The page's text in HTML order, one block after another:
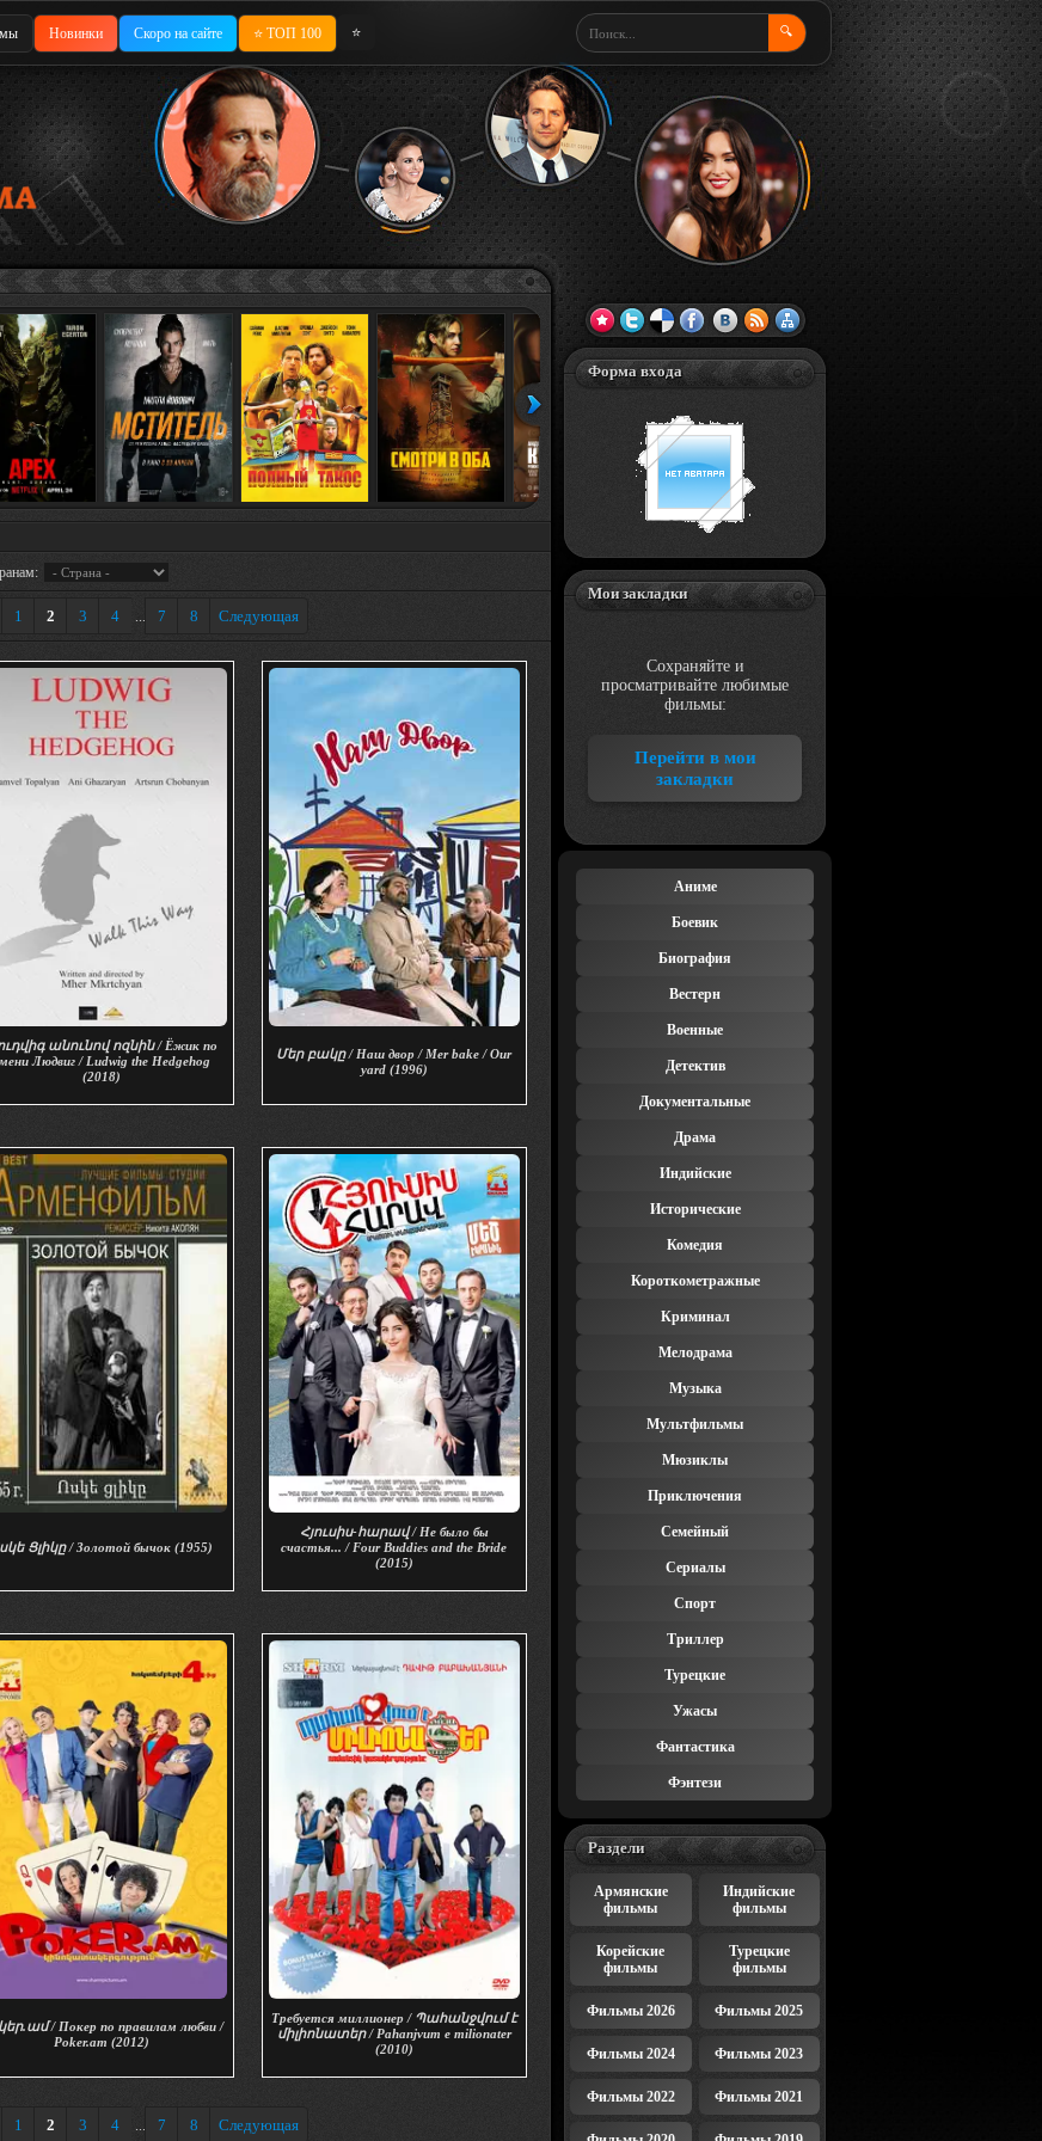
Новинки Скоро на сайте ⭐ ТОП 100 ⭐ 🔍
1 2 3 4 ... 7 8 Следующая
անունով ոզնին / Ёжик по
Людвиг / Ludwig the Hedgehog
(2018)
Մեր բակը / Наш двор / Mer bake / Our
yard (1996)
Ցլիկը / Золотой бычок (1955)
Հյուսիս-հարավ / Не было бы
счастья... / Four Buddies and the Bride
(2015)
/ Покер по правилам любви /
Poker.am (2012)
Требуется миллионер / Պահանջվում է
միլիոնատեր / Pahanjvum e milionater
(2010)
1 2 3 4 ... 7 8 Следующая
Форма входа
Мои закладки
Сохраняйте и
просматривайте любимые
фильмы:
Перейти в мои
закладки
Аниме
Боевик
Биография
Вестерн
Военные
Детектив
Документальные
Драма
Индийские
Исторические
Комедия
Короткометражные
Криминал
Мелодрама
Музыка
Мультфильмы
Мюзиклы
Приключения
Семейный
Сериалы
Спорт
Триллер
Турецкие
Ужасы
Фантастика
Фэнтези
Раздели
Армянские
фильмы
Индийские
фильмы
Корейские
фильмы
Турецкие
фильмы
Фильмы 2026 Фильмы 2025
Фильмы 2024 Фильмы 2023
Фильмы 2022 Фильмы 2021